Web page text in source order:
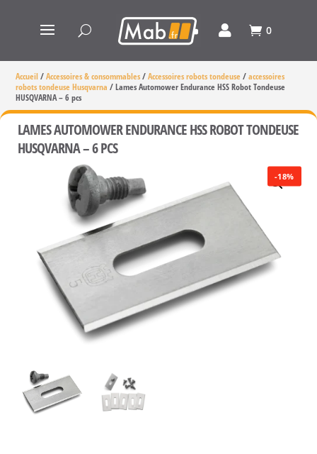
0
Accueil/Accessoires & consommables/Accessoires robots tondeuse /accessoires
robots tondeuse Husqvarna /Lames Automower Endurance HSS Robot Tondeuse
HUSQVARNA – 6 pcs
LAMES AUTOMOWER ENDURANCE HSS ROBOT TONDEUSE
HUSQVARNA – 6 PCS
-18%